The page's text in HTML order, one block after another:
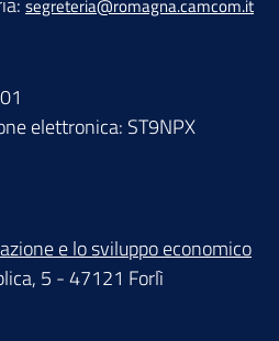
segreteria@romagna.camcom.it
elettronica: ST9NPX
e lo sviluppo economico
5 - 47121 Forlì